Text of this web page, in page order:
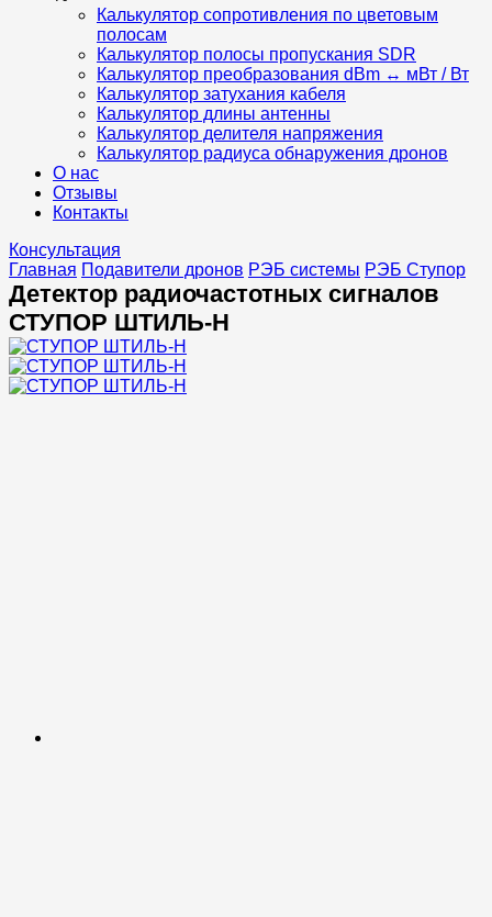
Калькулятор сопротивления по цветовым
полосам
Калькулятор полосы пропускания SDR
Калькулятор преобразования dBm ↔ мВт / Вт
Калькулятор затухания кабеля
Калькулятор длины антенны
Калькулятор делителя напряжения
Калькулятор радиуса обнаружения дронов
О нас
Отзывы
Контакты
Консультация
Главная Подавители дронов РЭБ системы РЭБ Ступор
Детектор радиочастотных сигналов
СТУПОР ШТИЛЬ-Н